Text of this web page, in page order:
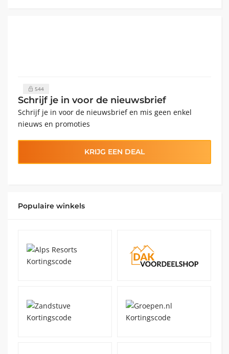
544
Schrijf je in voor de nieuwsbrief
Schrijf je in voor de nieuwsbrief en mis geen enkel
nieuws en promoties
KRIJG EEN DEAL
Populaire winkels